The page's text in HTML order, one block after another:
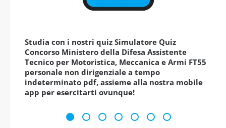
Studia con i nostri quiz Simulatore Quiz
Concorso Ministero della Difesa Assistente
Tecnico per Motoristica, Meccanica e Armi FT55
personale non dirigenziale a tempo
indeterminato pdf, assieme alla nostra mobile
app per esercitarti ovunque!